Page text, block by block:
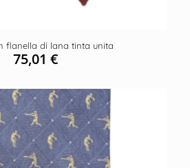
flanella di lana tinta unita
75,01€